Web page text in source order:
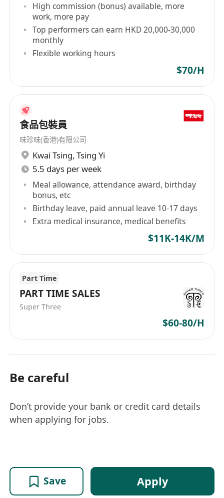
High commission (bonus) available, more
work, more pay
Top performers can earn HKD 20,000-30,000
monthly
Flexible working hours
$70/H
食品包裝員
味珍味(香港)有限公司
Kwai Tsing, Tsing Yi
5.5 days per week
Meal allowance, attendance award, birthday
bonus, etc
Birthday leave, paid annual leave 10-17 days
Extra medical insurance, medical benefits
$11K-14K/M
Part Time
PART TIME SALES
Super Three
$60-80/H
Be careful
Don’t provide your bank or credit card details
when applying for jobs.
Save Apply